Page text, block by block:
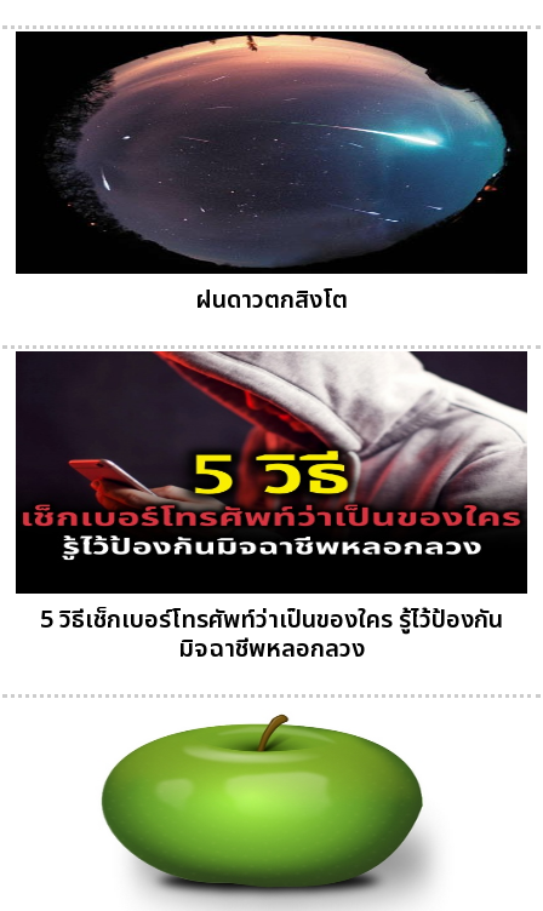
ฝนดาวตกสิงโต
5 วิธีเช็กเบอร์โทรศัพท์ว่าเป็นของใคร รู้ไว้ป้องกัน
มิจฉาชีพหลอกลวง